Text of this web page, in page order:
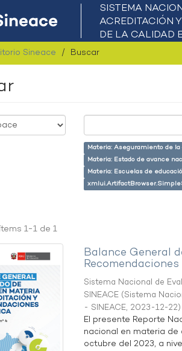
Sineace Buscar
Materia: Aseguramiento de la
Materia: Estado de avance
Materia: Escuelas de
1-1 de 1
Balance General
Sistema Nacional de
SINEACE (Sistema
- SINEACE, 2023-12-22)
El presente Reporte
nacional en materia
octubre del 2023, a